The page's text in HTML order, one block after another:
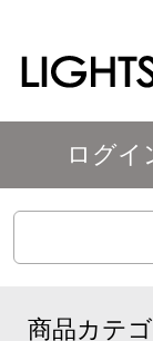
ログイ
商品カテ